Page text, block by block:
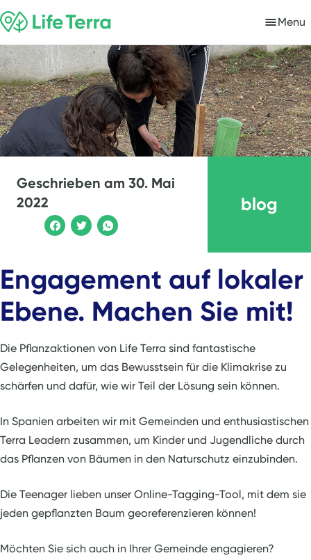
Menu
Geschrieben am 30. Mai
2022
blog
Engagement auf lokaler
Ebene. Machen Sie mit!
Die Pflanzaktionen von Life Terra sind fantastische
Gelegenheiten, um das Bewusstsein für die Klimakrise zu
schärfen und dafür, wie wir Teil der Lösung sein können.
In Spanien arbeiten wir mit Gemeinden und enthusiastischen
Terra Leadern zusammen, um Kinder und Jugendliche durch
das Pflanzen von Bäumen in den Naturschutz einzubinden.
Die Teenager lieben unser Online-Tagging-Tool, mit dem sie
jeden gepflanzten Baum georeferenzieren können!
Möchten Sie sich auch in Ihrer Gemeinde engagieren?